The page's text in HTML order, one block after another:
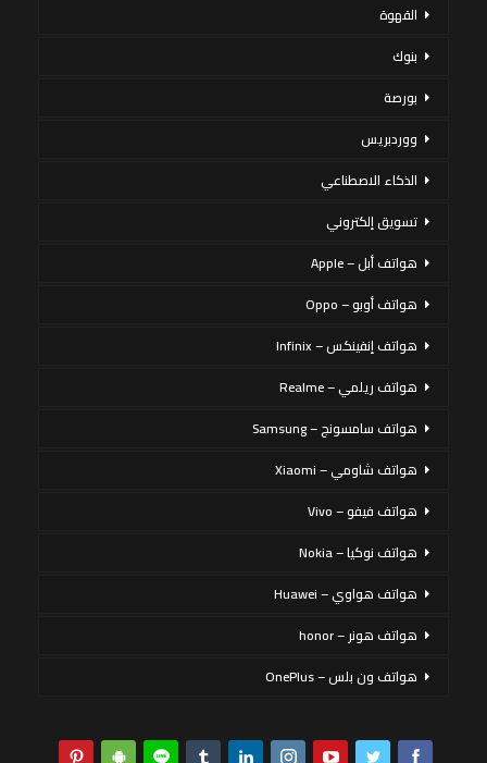
القهوة
بنوك
بورصة
ووردبريس
الذكاء الاصطناعي
تسويق إلكتروني
هواتف أبل – Apple
هواتف أوبو – Oppo
هواتف إنفينكس – Infinix
هواتف ريلمي – Realme
هواتف سامسونج – Samsung
هواتف شاومي – Xiaomi
هواتف فيفو – Vivo
هواتف نوكيا – Nokia
هواتف هواوي – Huawei
هواتف هونر – honor
هواتف ون بلس – OnePlus